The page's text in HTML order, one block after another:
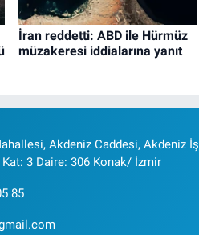
İran reddetti: ABD ile Hürmüz
müzakeresi iddialarına yanıt
Akdeniz Caddesi, Akdeniz İş
3 Daire: 306 Konak/ İzmir
85